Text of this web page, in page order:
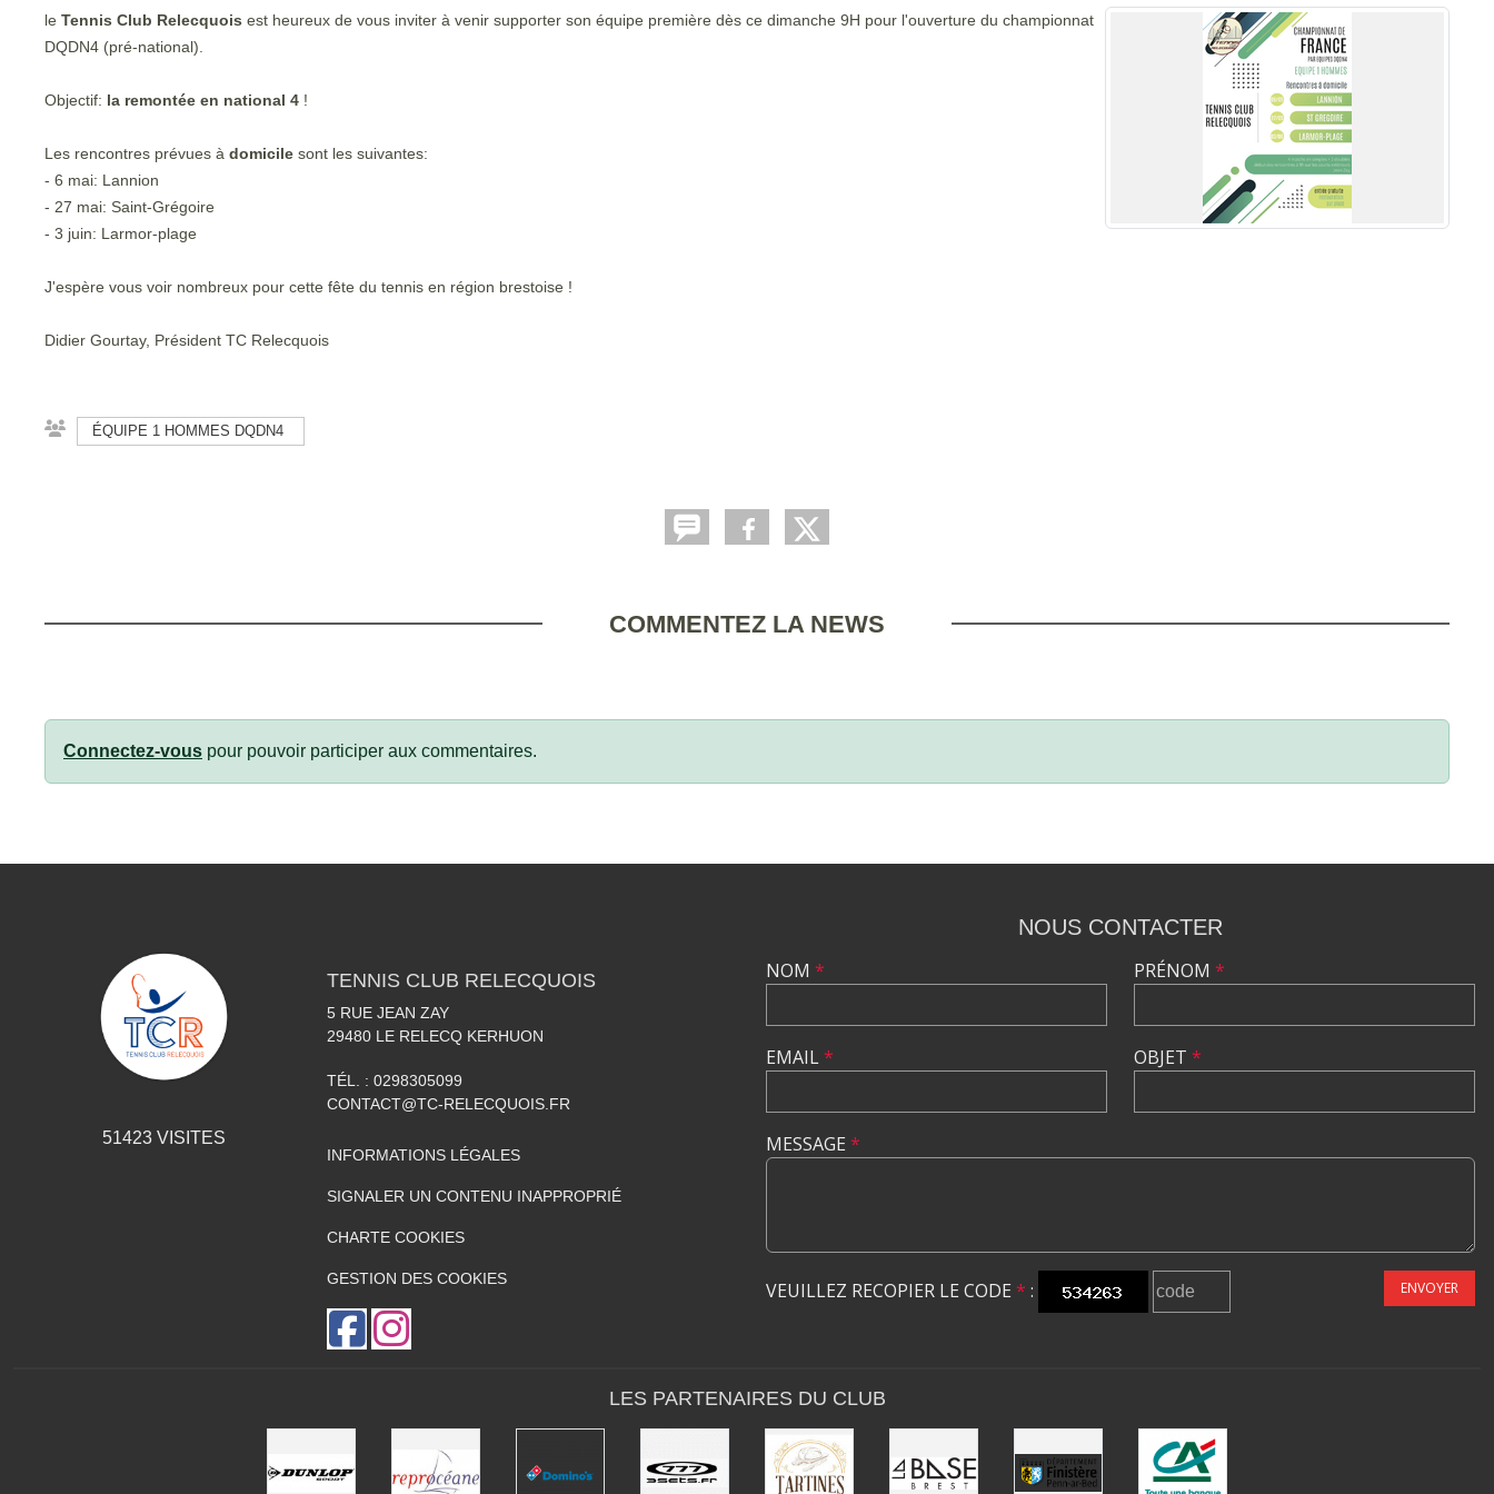
le Tennis Club Relecquois est heureux de vous inviter à venir supporter son équipe première dès ce dimanche 9H pour l'ouverture du championnat
DQDN4 (pré-national).
Objectif: la remontée en national 4 !
Les rencontres prévues à domicile sont les suivantes:
- 6 mai: Lannion
- 27 mai: Saint-Grégoire
- 3 juin: Larmor-plage
J'espère vous voir nombreux pour cette fête du tennis en région brestoise !
Didier Gourtay, Président TC Relecquois
ÉQUIPE 1 HOMMES DQDN4
COMMENTEZ LA NEWS
Connectez-vous pour pouvoir participer aux commentaires.
51423VISITES
TENNIS CLUB RELECQUOIS
5 RUE JEAN ZAY
29480 LE RELECQ KERHUON
TÉL. : 0298305099
CONTACT@TC-RELECQUOIS.FR
INFORMATIONS LÉGALES
SIGNALER UN CONTENU INAPPROPRIÉ
CHARTE COOKIES
GESTION DES COOKIES
NOUS CONTACTER
NOM *
EMAIL*
PRÉNOM *
OBJET *
MESSAGE *
VEUILLEZ RECOPIER LE CODE * : ENVOYER
LES PARTENAIRES DU CLUB